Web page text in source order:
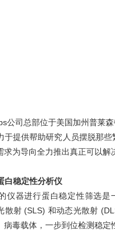
公司总部位于美国加州普莱
于提供帮助研究人员摆脱那
求为导向全力推出真正可以解
白稳定性分析仪
仪器进行蛋白稳定性筛选
散射 (SLS) 和动态光散射
毒载体，一步到位检测稳定